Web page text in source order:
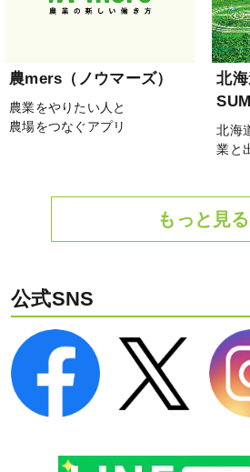
農mers（ノウマーズ）
農業をやりたい人と
農場をつなぐアプリ
北
北海
業と
もっと見る
公式SNS